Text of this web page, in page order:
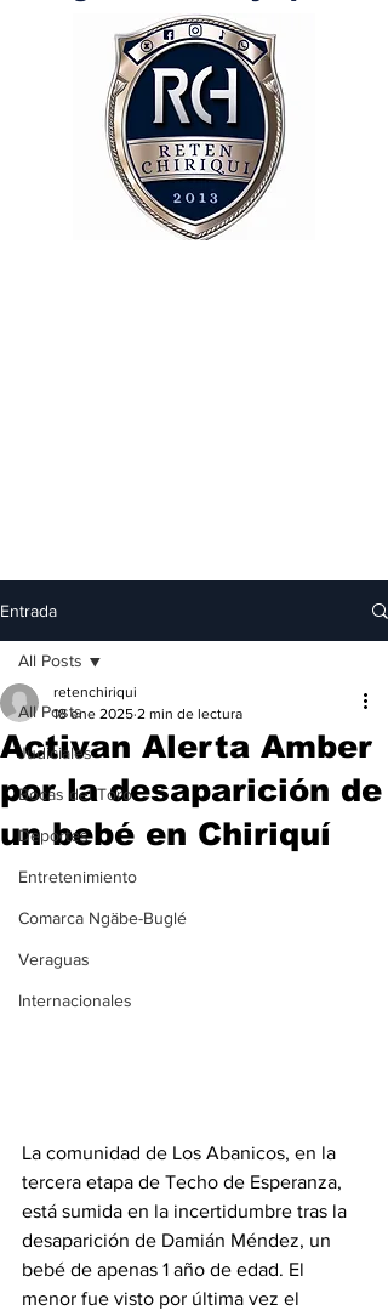
Entrada
All Posts
Judiciales
Bocas del Toro
Deportes
Entretenimiento
Comarca Ngäbe-Buglé
Veraguas
Internacionales
All Posts
Activan Alerta Amber
por la desaparición de
un bebé en Chiriquí
retenchiriqui
18 ene 2025 2 min de lectura
La comunidad de Los Abanicos, en la
tercera etapa de Techo de Esperanza,
está sumida en la incertidumbre tras la
desaparición de Damián Méndez, un
bebé de apenas 1 año de edad. El
menor fue visto por última vez el